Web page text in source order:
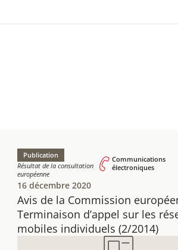
Avis de la Commission
Terminaison d’appel sur les
mobiles individuels ​(2/2014)
Publication
Résultat de la consultation
européenne
Communications
électroniques
16 décembre 2020